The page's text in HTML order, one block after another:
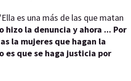
es una más de las que matan
hizo la denuncia y ahora ... Por
la mujeres que hagan la
es que se haga justicia por